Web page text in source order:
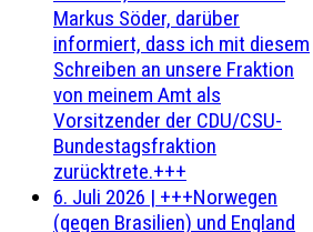
Markus Söder, darüber
informiert, dass ich mit diesem
Schreiben an unsere Fraktion
von meinem Amt als
Vorsitzender der CDU/CSU-
Bundestagsfraktion
zurücktrete.+++
6. Juli 2026 | +++Norwegen
(gegen Brasilien) und England